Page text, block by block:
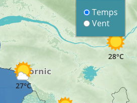
28°C
27°C
Temps
Vent